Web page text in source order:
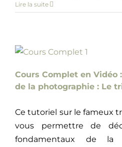
Lire la suite
Cours Complet en Vidéo
de la photographie : Le
Ce tutoriel sur le fameux
vous permettre de
fondamentaux de la